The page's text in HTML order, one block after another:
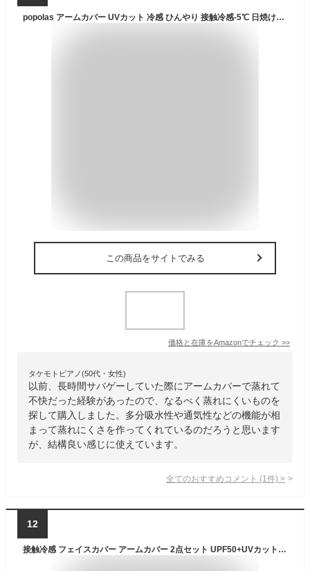
popolas アームカバー UVカット 冷感 ひんやり 接触冷感-5℃ 日焼け防止 男女兼用 (1, M)
この商品をサイトでみる
価格と在庫をAmazonでチェック >>
タケモトピアノ(50代・女性)
以前、長時間サバゲーしていた際にアームカバーで蒸れて
不快だった経験があったので、なるべく蒸れにくいものを
探して購入しました。多分吸水性や通気性などの機能が相
まって蒸れにくさを作ってくれているのだろうと思います
が、結構良い感じに使えています。
全てのおすすめコメント (1 件) >
12
接触冷感 フェイスカバー アームカバー 2点セット UPF50+UVカット率98%以上 紫外線対策 日焼け止め 防風 防塵 吸汗速乾 ひんやり 通気性に ネックカバー 腕カバー スポーツ/運転/釣り 男女兼用 (グレー)